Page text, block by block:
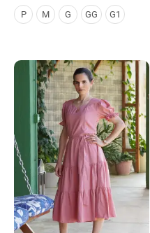
P M G GG G1